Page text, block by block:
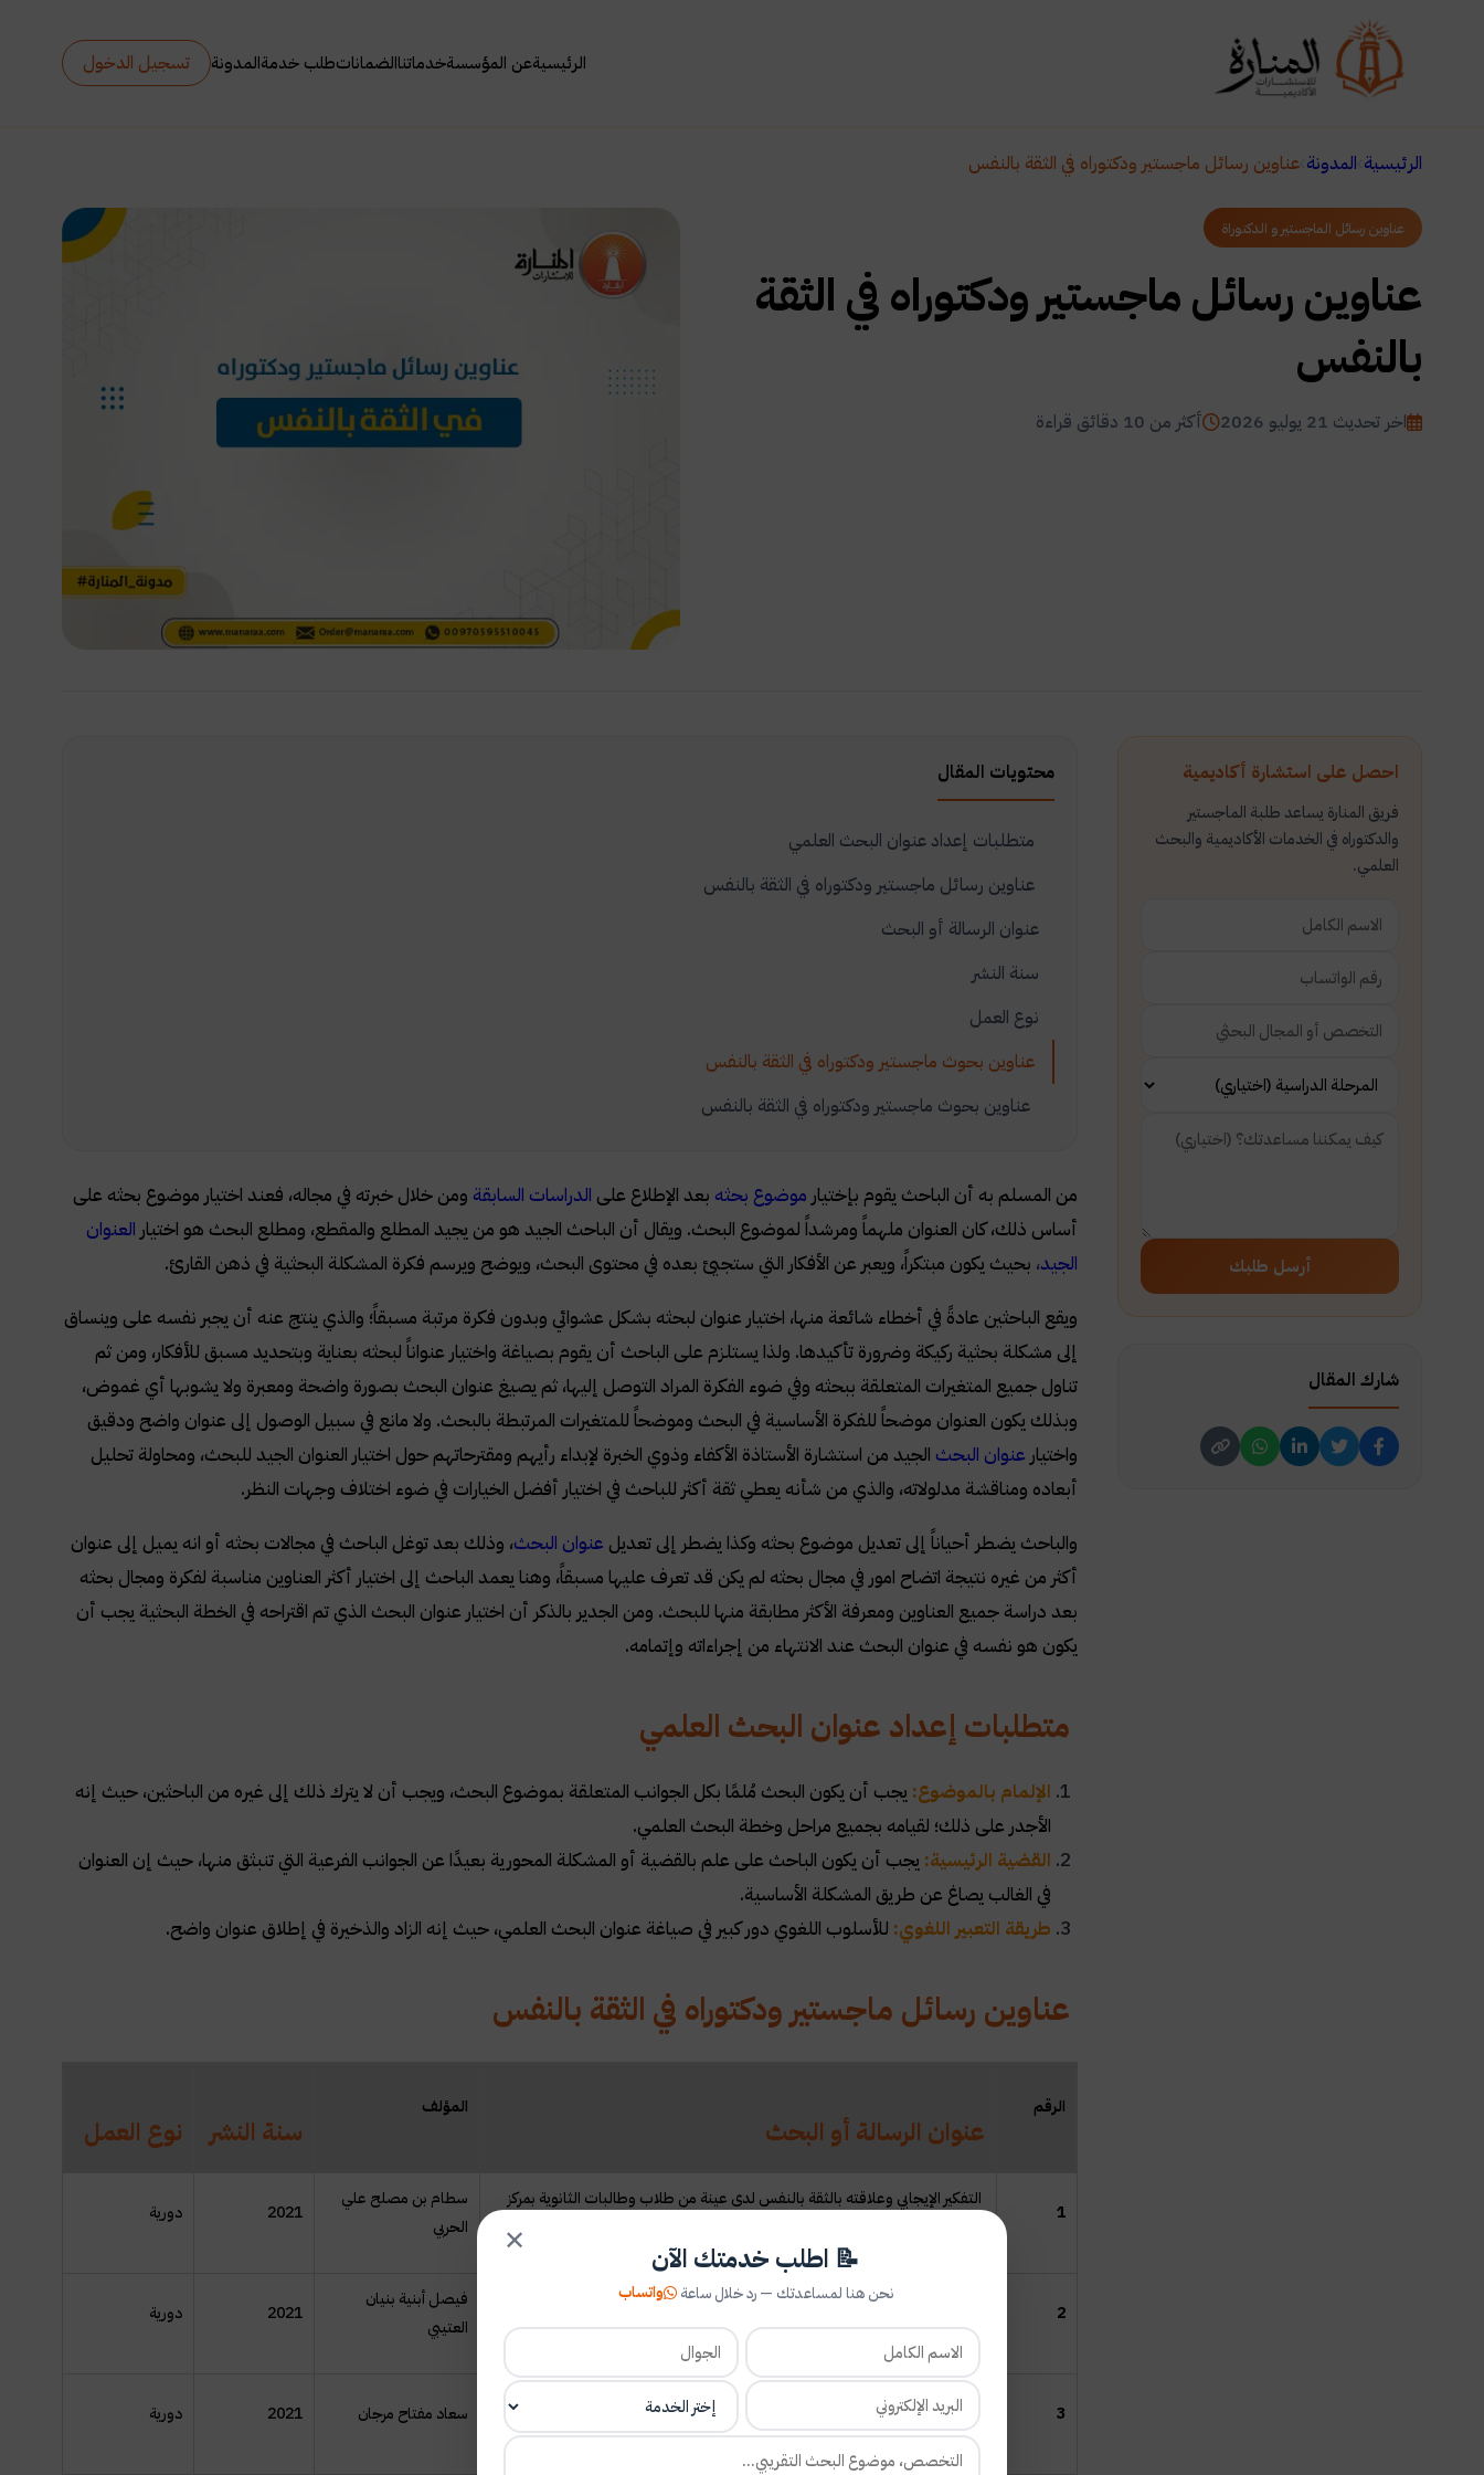
الرئيسيةعن المؤسسةخدماتناالضماناتطلب خدمةالمدونة تسجيل الدخول
الرئيسية المدونة عناوين رسائل ماجستير ودكتوراه في الثقة بالنفس
عناوين رسائل الماجستير و الدكتوراة
عناوين رسائل ماجستير ودكتوراه في الثقة
بالنفس
اخر تحديث 21 يوليو 2026 أكثر من 10 دقائق قراءة
احصل على استشارة أكاديمية
فريق المنارة يساعد طلبة الماجستير
والدكتوراه في الخدمات الأكاديمية والبحث
العلمي.
أرسل طلبك
شارك المقال
محتويات المقال
متطلبات إعداد عنوان البحث العلمي
عناوين رسائل ماجستير ودكتوراه في الثقة بالنفس
عنوان الرسالة أو البحث
سنة النشر
نوع العمل
عناوين بحوث ماجستير ودكتوراه في الثقة بالنفس
عناوين بحوث ماجستير ودكتوراه في الثقة بالنفس
من المسلم به أن الباحث يقوم بإختيار موضوع بحثه بعد الإطلاع على الدراسات السابقة ومن خلال خبرته في مجاله، فعند اختيار موضوع بحثه على
أساس ذلك، كان العنوان ملهماً ومرشداً لموضوع البحث. ويقال أن الباحث الجيد هو من يجيد المطلع والمقطع، ومطلع البحث هو اختيار العنوان
الجيد، بحيث يكون مبتكراً، ويعبر عن الأفكار التي ستجيئ بعده في محتوى البحث، ويوضح ويرسم فكرة المشكلة البحثية في ذهن القارئ.
ويقع الباحثين عادةً في أخطاء شائعة منها، اختيار عنوان لبحثه بشكل عشوائي وبدون فكرة مرتبة مسبقاً؛ والذي ينتج عنه أن يجبر نفسه على وينساق
إلى مشكلة بحثية ركيكة وضرورة تأكيدها. ولذا يستلزم على الباحث أن يقوم بصياغة واختيار عنواناً لبحثه بعناية وبتحديد مسبق للأفكار، ومن ثم
تناول جميع المتغيرات المتعلقة ببحثه وفي ضوء الفكرة المراد التوصل إليها، ثم يصيغ عنوان البحث بصورة واضحة ومعبرة ولا يشوبها أي غموض،
وبذلك يكون العنوان موضحاً للفكرة الأساسية في البحث وموضحاً للمتغيرات المرتبطة بالبحث. ولا مانع في سبيل الوصول إلى عنوان واضح ودقيق
واختيار عنوان البحث الجيد من استشارة الأستاذة الأكفاء وذوي الخبرة لإبداء رأيهم ومقترحاتهم حول اختيار العنوان الجيد للبحث، ومحاولة تحليل
أبعاده ومناقشة مدلولاته، والذي من شأنه يعطي ثقة أكثر للباحث في اختيار أفضل الخيارات في ضوء اختلاف وجهات النظر.
والباحث يضطر أحياناً إلى تعديل موضوع بحثه وكذا يضطر إلى تعديل عنوان البحث، وذلك بعد توغل الباحث في مجالات بحثه أو انه يميل إلى عنوان
أكثر من غيره نتيجة اتضاح امور في مجال بحثه لم يكن قد تعرف عليها مسبقاً، وهنا يعمد الباحث إلى اختيار أكثر العناوين مناسبة لفكرة ومجال بحثه
بعد دراسة جميع العناوين ومعرفة الأكثر مطابقة منها للبحث. ومن الجدير بالذكر أن اختيار عنوان البحث الذي تم اقتراحه في الخطة البحثية يجب أن
يكون هو نفسه في عنوان البحث عند الانتهاء من إجراءاته وإتمامه.
متطلبات إعداد عنوان البحث العلمي
الإلمام بالموضوع: يجب أن يكون البحث مُلمًا بكل الجوانب المتعلقة بموضوع البحث، ويجب أن لا يترك ذلك إلى غيره من الباحثين، حيث إنه
الأجدر على ذلك؛ لقيامه بجميع مراحل وخطة البحث العلمي.
القضية الرئيسية: يجب أن يكون الباحث على علم بالقضية أو المشكلة المحورية بعيدًا عن الجوانب الفرعية التي تنبثق منها، حيث إن العنوان
في الغالب يصاغ عن طريق المشكلة الأساسية.
طريقة التعبير اللغوي: للأسلوب اللغوي دور كبير في صياغة عنوان البحث العلمي، حيث إنه الزاد والذخيرة في إطلاق عنوان واضح.
عناوين رسائل ماجستير ودكتوراه في الثقة بالنفس
الرقم
عنوان الرسالة أو البحث
المؤلف
سنة النشر نوع العمل
1
التفكير الإيجابي وعلاقته بالثقة بالنفس لدى عينة من طلاب وطالبات الثانوية بمركز
سطام بن مصلح علي
الحربي
2021 دورية
2
فيصل أبنية بنيان
العتيبي
2021 دورية
3
عناوين رسائل ماجستير ودكتوراه في الثقة بالنفس: أساليب تطوير الذات والثقة
بالنفس في مرحلة المراهقة
سعاد مفتاح مرجان 2021 دورية
✕
📝 اطلب خدمتك الآن
نحن هنا لمساعدتك — رد خلال ساعة واتساب